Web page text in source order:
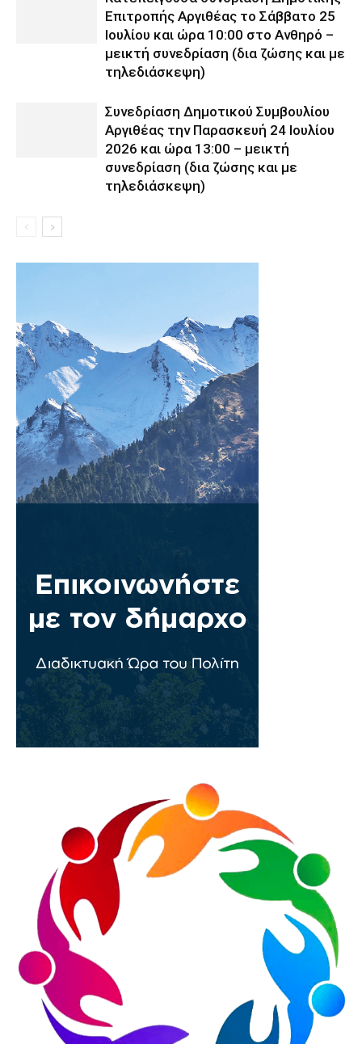
Επιτροπής Αργιθέας το Σάββατο 25
Ιουλίου και ώρα 10:00 στο Ανθηρό –
μεικτή συνεδρίαση (δια ζώσης και με
τηλεδιάσκεψη)
Συνεδρίαση Δημοτικού Συμβουλίου
Αργιθέας την Παρασκευή 24 Ιουλίου
2026 και ώρα 13:00 – μεικτή
συνεδρίαση (δια ζώσης και με
τηλεδιάσκεψη)